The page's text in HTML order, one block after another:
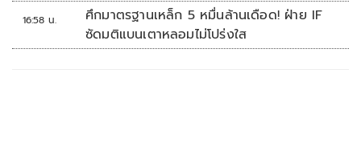
16:58 น.
ศึกมาตรฐานเหล็ก 5 หมื่นล้านเดือด! ฝ่าย IF
ซัดมติแบนเตาหลอมไม่โปร่งใส